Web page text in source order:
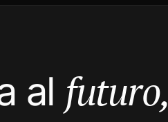
al futuro,